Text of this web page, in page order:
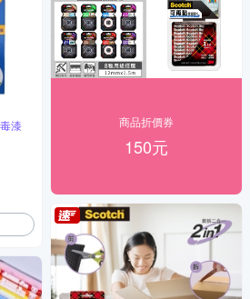
漆 商品折價券
150元